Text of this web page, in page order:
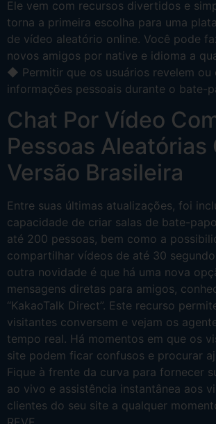
Ele vem com recursos divertidos e
torna a primeira escolha para uma
de vídeo aleatório online. Você pode
novos amigos por native e idioma a
◆ Permitir que os usuários revelem ou
informações pessoais durante o bate-
Chat Por Vídeo
Pessoas Aleatórias
Versão Brasileira
Entre suas últimas atualizações, foi
capacidade de criar salas de bate-
até 200 pessoas, bem como a
compartilhar vídeos de até 30
outra novidade é que há uma nova
mensagens diretas para amigos,
“KakaoTalk Direct”. Este recurso
visitantes conversem e vejam os
tempo real. Há momentos em que os
site podem ficar confusos e procurar
Fique à frente da curva para fornecer
ao vivo e assistência instantânea aos
clientes do seu site a qualquer